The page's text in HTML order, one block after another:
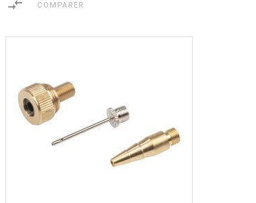
COMPARER